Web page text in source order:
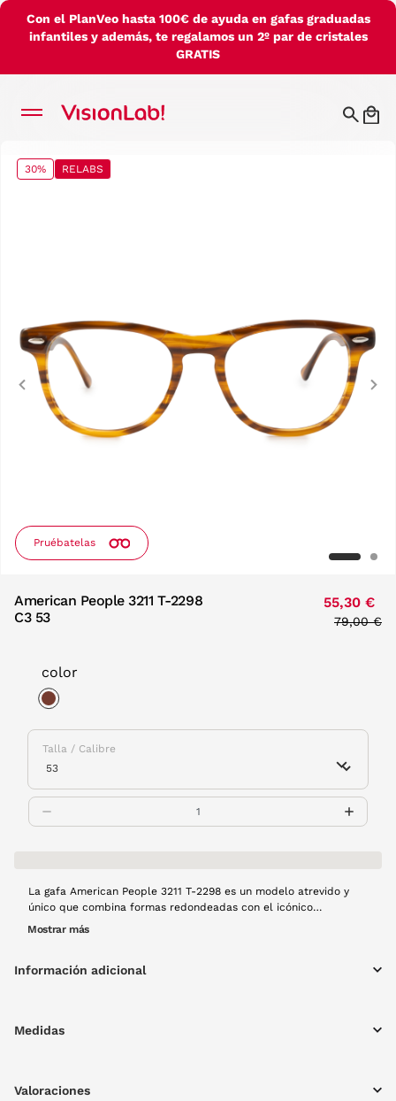
Con el PlanVeo hasta 100€ de ayuda en gafas graduadas
infantiles y además, te regalamos un 2º par de cristales
GRATIS
30% RELABS
Pruébatelas
Previous
American People 3211 T-2298
C3 53
55,30 €
Price
79,00 €
color
Talla / Calibre
La gafa American People 3211 T-2298 es un modelo atrevido y
único que combina formas redondeadas con el icónico
estampado habana. Un diseño innovador que resaltará tu
Mostrar más
Información adicional
Medidas
Valoraciones